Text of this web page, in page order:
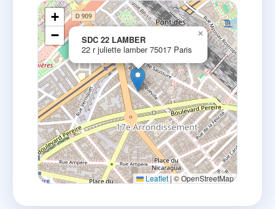
SDC 22 LAMBER
22 r juliette lamber 75017 Paris
×
+
−
Leaflet |© OpenStreetMap